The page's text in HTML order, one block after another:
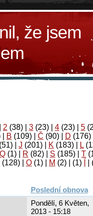
že jsem
2 (38) 3 (23) 4 (23) 5
B (109) Č (90) D (176)
(51) J (201) K (183) L
Q (1) R (82) S (185) T
(128) Ο (1) М (2)
(1)
Poslední obnova
Pondělí, 6 Květen,
2013 - 15:18